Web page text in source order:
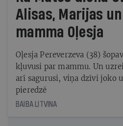
Alisas, Marijas
mamma Oļesja
Oļesja Pereverzeva (38)
kļuvusi par mammu. Un
arī sagurusi, viņa dzīvi joko
pieredzē
BAIBA LITVINA